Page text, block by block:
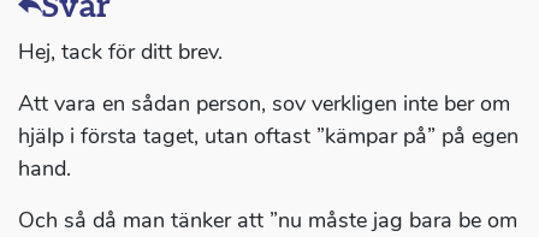
Svar
Hej, tack för ditt brev.
Att vara en sådan person, sov verkligen inte ber om
hjälp i första taget, utan oftast ”kämpar på” på egen
hand.
Och så då man tänker att ”nu måste jag bara be om